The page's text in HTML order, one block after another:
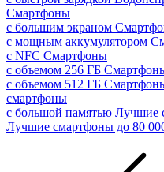
Смартфоны
с большим экраном
с мощным аккумулятором
с NFC Смартфоны
с объемом 256 ГБ
с объемом 512 ГБ
смартфоны
с большой памятью Лучшие
Лучшие смартфоны до 80